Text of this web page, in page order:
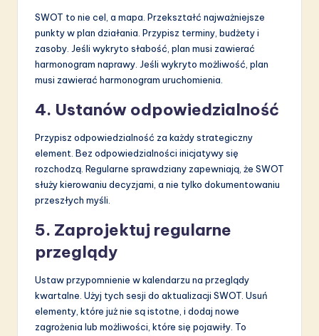
SWOT to nie cel, a mapa. Przekształć najważniejsze
punkty w plan działania. Przypisz terminy, budżety i
zasoby. Jeśli wykryto słabość, plan musi zawierać
harmonogram naprawy. Jeśli wykryto możliwość, plan
musi zawierać harmonogram uruchomienia.
4. Ustanów odpowiedzialność
Przypisz odpowiedzialność za każdy strategiczny
element. Bez odpowiedzialności inicjatywy się
rozchodzą. Regularne sprawdziany zapewniają, że SWOT
służy kierowaniu decyzjami, a nie tylko dokumentowaniu
przeszłych myśli.
5. Zaprojektuj regularne
przeglądy
Ustaw przypomnienie w kalendarzu na przeglądy
kwartalne. Użyj tych sesji do aktualizacji SWOT. Usuń
elementy, które już nie są istotne, i dodaj nowe
zagrożenia lub możliwości, które się pojawiły. To